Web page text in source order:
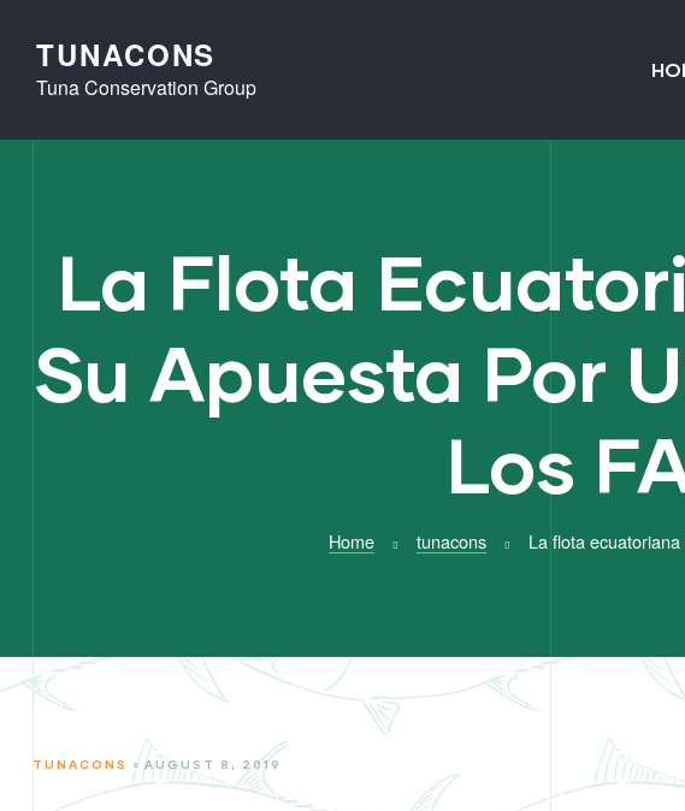
TUNACONS
Tuna Conservation Group
La Flota
Su Apuesta Por
Los
Home tunacons La flota
CATEGORIES
TUNACONS AUGUST 8, 2019